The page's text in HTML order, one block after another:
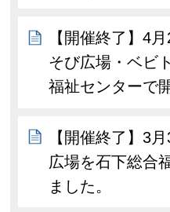
【開催終了】4
そび広場・ベビ
福祉センターで
【開催終了】3
広場を石下総合
ました。